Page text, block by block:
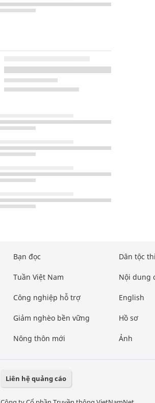
Bạn đọc
Tuần Việt Nam
Công nghiệp hỗ trợ
Giảm nghèo bền vững
Nông thôn mới
Dân tộc
Nội dung
English
Hồ sơ
Ảnh
Liên hệ quảng cáo